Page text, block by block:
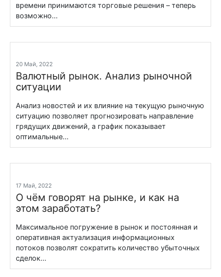
времени принимаются торговые решения – теперь
возможно...
20 Май, 2022
Валютный рынок. Анализ рыночной
ситуации
Анализ новостей и их влияние на текущую рыночную
ситуацию позволяет прогнозировать направление
грядущих движений, а график показывает
оптимальные...
17 Май, 2022
О чём говорят на рынке, и как на
этом заработать?
Максимальное погружение в рынок и постоянная и
оперативная актуализация информационных
потоков позволят сократить количество убыточных
сделок...